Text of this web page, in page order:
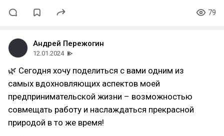
79
Андрей Пережогин
12.01.2024
🌿 Сегодня хочу поделиться с вами одним из
самых вдохновляющих аспектов моей
предпринимательской жизни – возможностью
совмещать работу и наслаждаться прекрасной
природой в то же время!